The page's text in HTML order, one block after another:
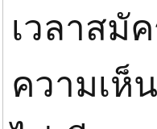
เวลาสมั
ความเห็